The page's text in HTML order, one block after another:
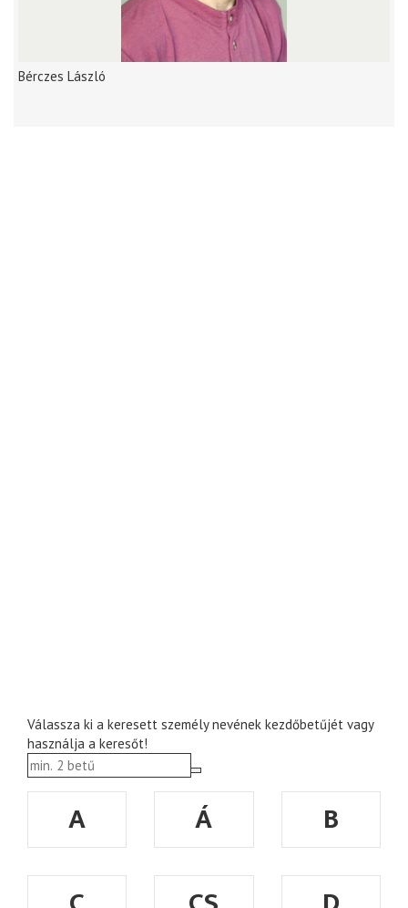
Bérczes László
Válassza ki a keresett személy nevének kezdőbetűjét vagy
használja a keresőt!
A Á
B